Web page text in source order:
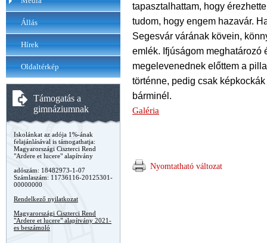
Állás
Hírek
Oldaltérkép
Támogatás a
gimnáziumnak
Iskolánkat az adója 1%-ának
felajánlásával is támogathatja:
Magyarországi Ciszterci Rend
"Ardere et lucere" alapítvány
adószám: 18482973-1-07
Számlaszám: 11736116-20125301-
00000000
Rendelkező nyilatkozat
Magyarországi Ciszterci Rend
"Ardere et lucere" alapítvány 2021-
es beszámoló
tapasztalhattam, hogy
tudom, hogy engem hazavár.
Segesvár várának kövein,
emlék. Ifjúságom meghatározó
megelevenednek előttem a
történne, pedig csak
bárminél.
Galéria
Nyomtatható változat